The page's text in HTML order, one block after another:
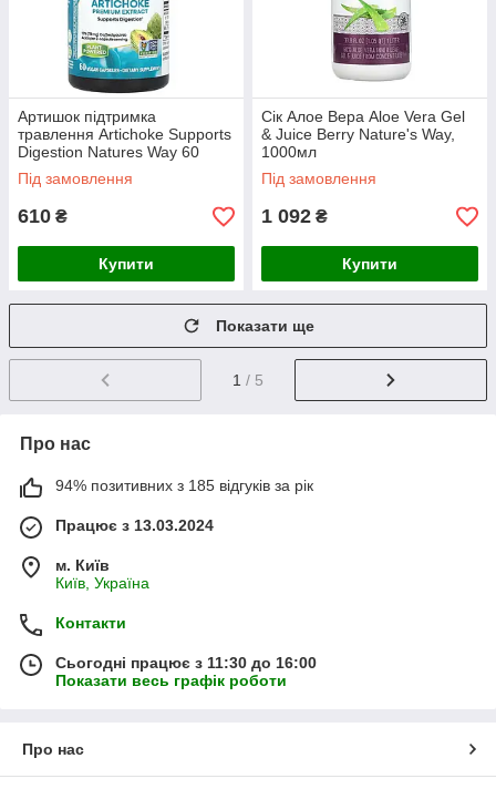
Артишок підтримка
травлення Artichoke Supports
Digestion Natures Way 60
капсул
Під замовлення
610 ₴
Купити
Сік Алое Вера Aloe Vera Gel
& Juice Berry Nature's Way,
1000мл
Під замовлення
1 092 ₴
Купити
Показати ще
1 / 5
Про нас
94% позитивних з 185 відгуків за рік
Працює з 13.03.2024
м. Київ
Київ, Україна
Контакти
Сьогодні працює з 11:30 до 16:00
Показати весь графік роботи
Про нас